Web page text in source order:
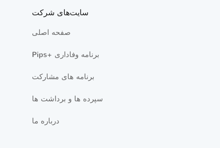
سایت‌های شرکت
صفحه اصلی
Pips+ برنامه وفاداری
برنامه های مشارکت
سپرده ها و برداشت ها
درباره ما